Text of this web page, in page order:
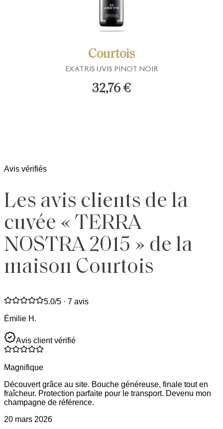
Courtois
EX ATRIS UVIS PINOT NOIR
32,76 €
Avis vérifiés
Les avis clients de la
cuvée « TERRA
NOSTRA 2015 » de la
maison Courtois
5.0/5 · 7 avis
Émilie H.
Avis client vérifié
Magnifique
Découvert grâce au site. Bouche généreuse, finale tout en
fraîcheur. Protection parfaite pour le transport. Devenu mon
champagne de référence.
20 mars 2026